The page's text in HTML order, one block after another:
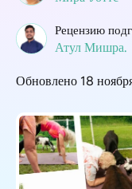
Рецензию
Атул Мишра.
Обновлено 18